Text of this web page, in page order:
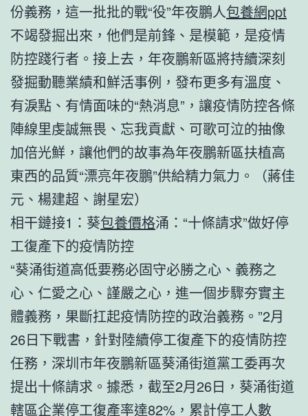
份義務，這一批批的戰“役”年夜鵬人包養網ppt
不竭發掘出來，他們是前鋒、是模範，是疫情
防控踐行者。接上去，年夜鵬新區將持續深刻
發掘動聽業績和鮮活事例，發布更多有溫度、
有淚點、有情面味的“熱消息”，讓疫情防控各條
陣線里虔誠無畏、忘我貢獻、可歌可泣的抽像
加倍光鮮，讓他們的故事為年夜鵬新區扶植高
東西的品質“漂亮年夜鵬”供給精力氣力。（蔣佳
元、楊建超、謝星宏）
相干鏈接1：葵包養價格涌：“十條請求”做好停
工復產下的疫情防控
“葵涌街道高低要務必固守必勝之心、義務之
心、仁愛之心、謹嚴之心，進一個步驟夯實主
體義務，果斷扛起疫情防控的政治義務。”2月
26日下戰書，針對陸續停工復產下的疫情防控
任務，深圳市年夜鵬新區葵涌街道黨工委再次
提出十條請求。據悉，截至2月26日，葵涌街道
轄區企業停工復產率達82%，累計停工人數